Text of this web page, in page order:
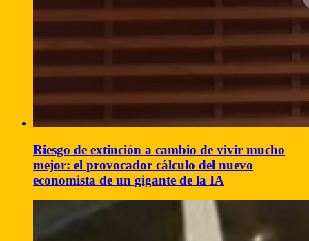
Riesgo de extinción a cambio de vivir mucho
mejor: el provocador cálculo del nuevo
economista de un gigante de la IA